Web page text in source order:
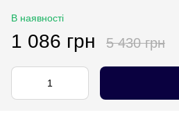
В наявності
1 086 грн 5 430 грн